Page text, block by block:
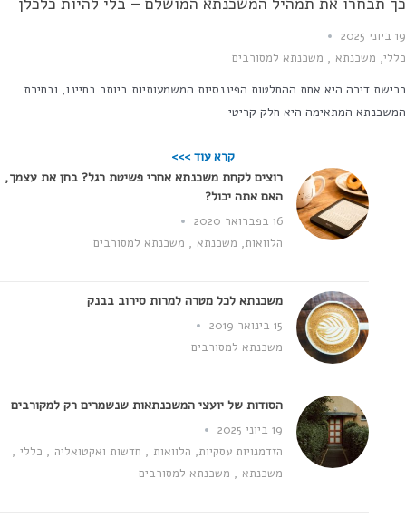
,משכנתא , משכנתא למסורבים
דירה היא אחת ההחלטות הפיננסיות המשמעותיות ביותר בחיינו, ובחירת
המתאימה היא חלק קריטי
קרא עוד >>>
רוצים לקחת משכנתא אחרי פשיטת רגל? בחן את עצמך,
האם אתה יכול?
16 בפברואר 2020
הלוואות,משכנתא , משכנתא למסורבים
משכנתא לכל מטרה למרות סירוב בבנק
משכנתא למסורבים
הסודות של יועצי המשכנתאות שנשמרים רק למקורבים
19 ביוני 2025
הזדמנויות עסקיות,הלוואות , חדשות ואקטואליה , כללי ,
משכנתא , משכנתא למסורבים